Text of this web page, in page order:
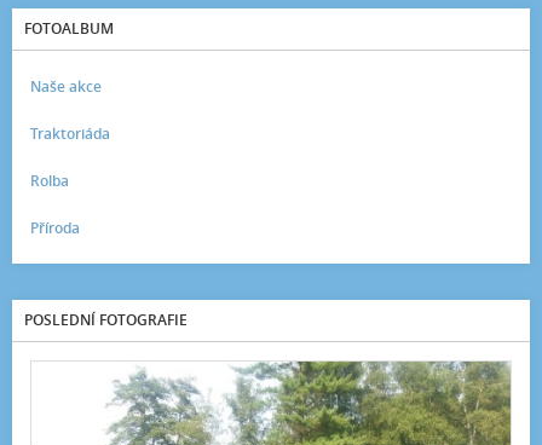
FOTOALBUM
Naše akce
Traktoriáda
Rolba
Příroda
POSLEDNÍ FOTOGRAFIE